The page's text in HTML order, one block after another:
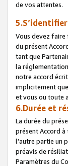
de vos attentes.
Vous devez faire
du présent
tant que
la
notre accord
implicitement
et vous ou toute
6.Durée et
La durée du
présent Accord à
l’autre partie un
préavis de
Paramètres du